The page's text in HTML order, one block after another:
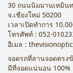
30 ถนนนิมมานเหมิน
จ.เชียงใหม่ 50200
เวลาเปิดทำการ
โทรศัพท์ : 052-
อีเมล :
จอดรถที่ลานจอดตรง
มีที่จอดแน่นอน 100%